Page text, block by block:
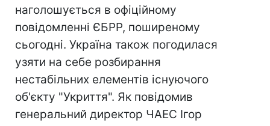
наголошується в офіційному
повідомленні ЄБРР, поширеному
сьогодні. Україна також погодилася
узяти на себе розбирання
нестабільних елементів існуючого
об'єкту "Укриття". Як повідомив
генеральний директор ЧАЕС Ігор